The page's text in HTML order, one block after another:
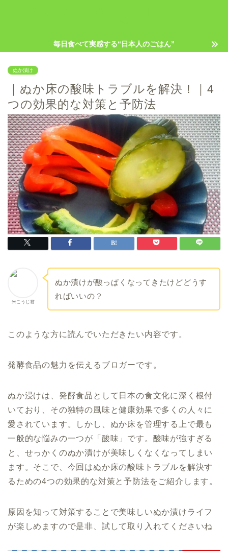
毎日食べて実感する“日本人のごはん”
ぬか漬け
｜ぬか床の酸味トラブルを解決！｜4
つの効果的な対策と予防法
米こうじ君
ぬか漬けが酸っぱくなってきたけどどうす
ればいいの？
このような方に読んでいただきたい内容です。
発酵食品の魅力を伝えるブロガーです。
ぬか浸けは、発酵食品として日本の食文化に深く根付
いており、その独特の風味と健康効果で多くの人々に
愛されています。しかし、ぬか床を管理する上で最も
一般的な悩みの一つが「酸味」です。酸味が強すぎる
と、せっかくのぬか漬けが美味しくなくなってしまい
ます。そこで、今回はぬか床の酸味トラブルを解決す
るための4つの効果的な対策と予防法をご紹介します。
原因を知って対策することで美味しいぬか漬けライフ
が楽しめますので是非、試して取り入れてくださいね